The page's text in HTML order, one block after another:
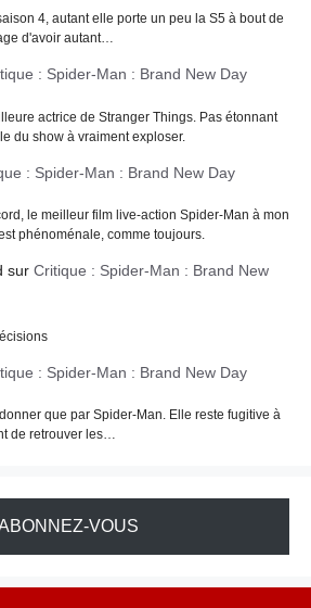
4, autant elle porte un peu la S5 à bout de
d'avoir autant…
: Spider-Man : Brand New Day
actrice de Stranger Things. Pas étonnant
du show à vraiment exploser.
: Spider-Man : Brand New Day
le meilleur film live-action Spider-Man à mon
phénoménale, comme toujours.
sur Critique : Spider-Man : Brand New
: Spider-Man : Brand New Day
que par Spider-Man. Elle reste fugitive à
de retrouver les…
VOUS